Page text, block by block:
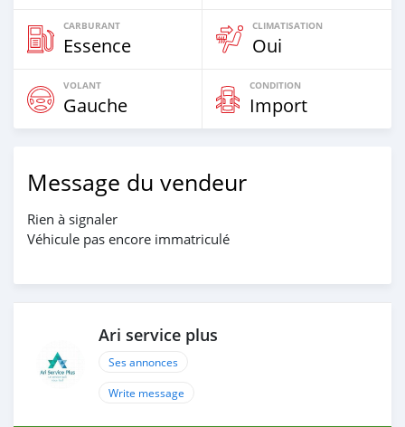
CARBURANT
Essence
CLIMATISATION
Oui
VOLANT
Gauche
CONDITION
Import
Message du vendeur
Rien à signaler
Véhicule pas encore immatriculé
Ari service plus
Ses annonces
Write message